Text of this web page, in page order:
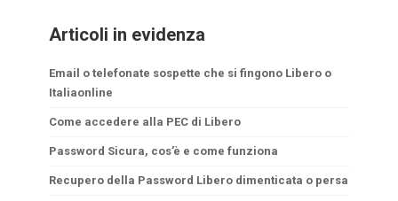
Articoli in evidenza
Email o telefonate sospette che si fingono Libero o
Italiaonline
Come accedere alla PEC di Libero
Password Sicura, cos’è e come funziona
Recupero della Password Libero dimenticata o persa